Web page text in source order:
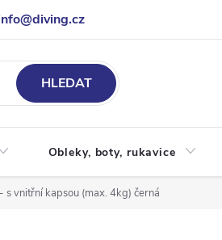
Reklamace
HLEDAT
Obleky, boty, rukavice
vnitřní kapsou (max. 4kg) černá